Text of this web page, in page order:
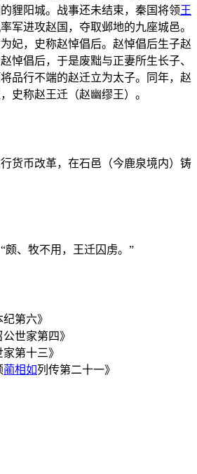
貍阳城。战事还未结束，秦国将领王
军进攻赵国，夺取邺地的九座城邑。
妃，史称赵悼倡后。赵悼倡后生子赵
悼倡后，于是废黜与正妻所生长子、
品行不端的赵迁立为太子。同年，赵
史称赵王迁（赵幽缪王）。
货币改革，在石邑（今鹿泉境内）铸
颇、牧不用，王迁囚虏。”
第六》
公世家第四》
第十三》
蔺相如列传第二十一》